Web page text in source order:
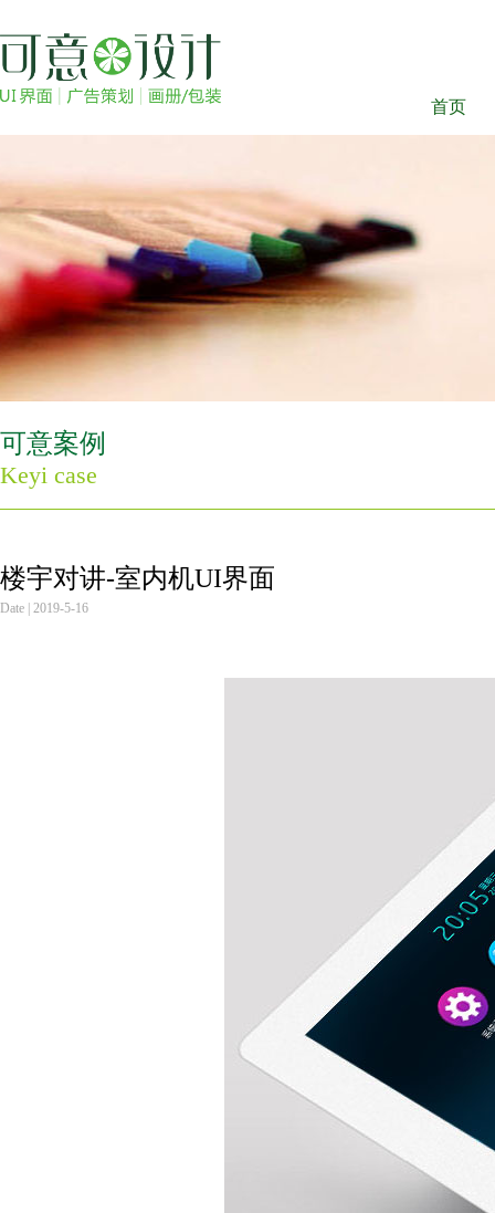
首页
可意案例
Keyi case
楼宇对讲-室内机UI界面
Date | 2019-5-16